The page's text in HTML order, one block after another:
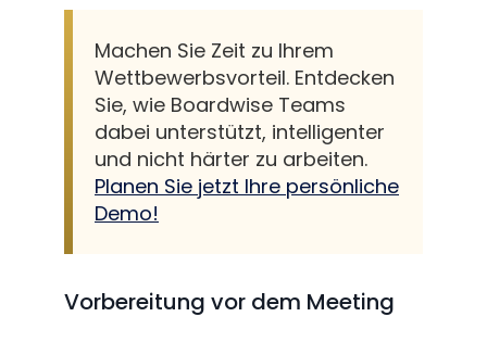
Machen Sie Zeit zu Ihrem
Wettbewerbsvorteil. Entdecken
Sie, wie Boardwise Teams
dabei unterstützt, intelligenter
und nicht härter zu arbeiten.
Planen Sie jetzt Ihre persönliche
Demo!
Vorbereitung vor dem Meeting